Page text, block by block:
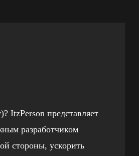
ItzPerson представляет
разработчиком
стороны, ускорить